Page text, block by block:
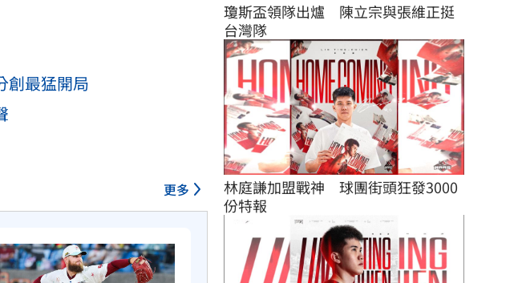
創最猛開局
更多
瓊斯盃領隊出爐　陳立宗與張維正挺
台灣隊
林庭謙加盟戰神　球團街頭狂發3000
份特報